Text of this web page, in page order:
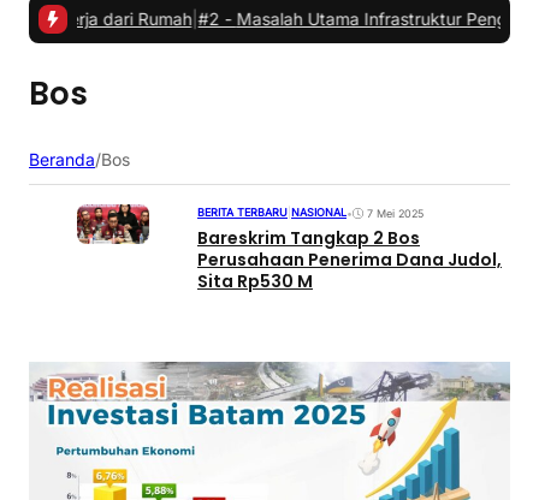
dari Rumah |#2 -Masalah Utama Infrastruktur Pengisian
Bos
Beranda/Bos
BERITA TERBARU NASIONAL• 7 Mei 2025
Bareskrim Tangkap 2 Bos
Perusahaan Penerima Dana Judol,
Sita Rp530 M